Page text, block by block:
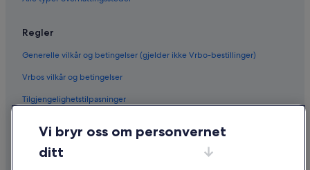
Regler
Generelle vilkår og betingelser (gjelder ikke Vrbo-bestillinger)
Vrbos vilkår og betingelser
Tilgjengelighetstilpasninger
Vi bryr oss om personvernet
ditt